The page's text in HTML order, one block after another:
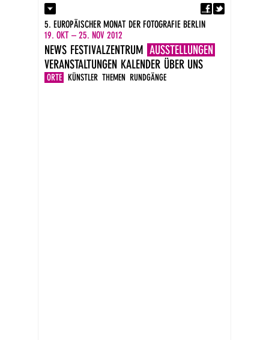
Kontakt
Presse
Impressum
DE
EN
5. EUROPÄISCHER MONAT DER FOTOGRAFIE BERLIN
19. OKT – 25. NOV 2012
NEWS FESTIVALZENTRUM AUSSTELLUNGEN
ORTE KÜNSTLER THEMEN RUNDGÄNGE
VERANSTALTUNGEN KALENDER ÜBER UNS